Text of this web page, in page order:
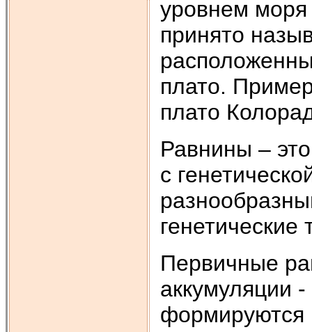
уровнем
принято
плато.
плато
Равнины –
с
Первичные
аккумуляции
формируются